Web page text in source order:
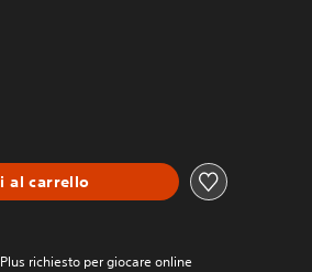
al carrello
richiesto per giocare online